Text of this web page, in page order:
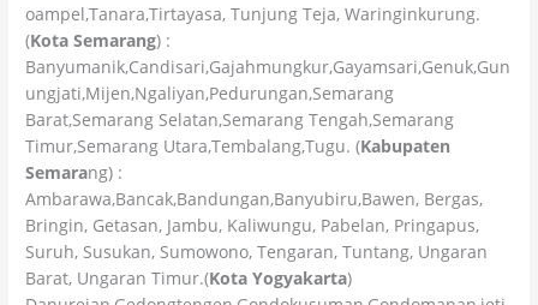
oampel,Tanara,Tirtayasa, Tunjung Teja, Waringinkurung.
(Kota Semarang) :
Banyumanik,Candisari,Gajahmungkur,Gayamsari,Genuk,Gun
ungjati,Mijen,Ngaliyan,Pedurungan,Semarang
Barat,Semarang Selatan,Semarang Tengah,Semarang
Timur,Semarang Utara,Tembalang,Tugu. (Kabupaten
Semarang) :
Ambarawa,Bancak,Bandungan,Banyubiru,Bawen, Bergas,
Bringin, Getasan, Jambu, Kaliwungu, Pabelan, Pringapus,
Suruh, Susukan, Sumowono, Tengaran, Tuntang, Ungaran
Barat, Ungaran Timur.(Kota Yogyakarta)